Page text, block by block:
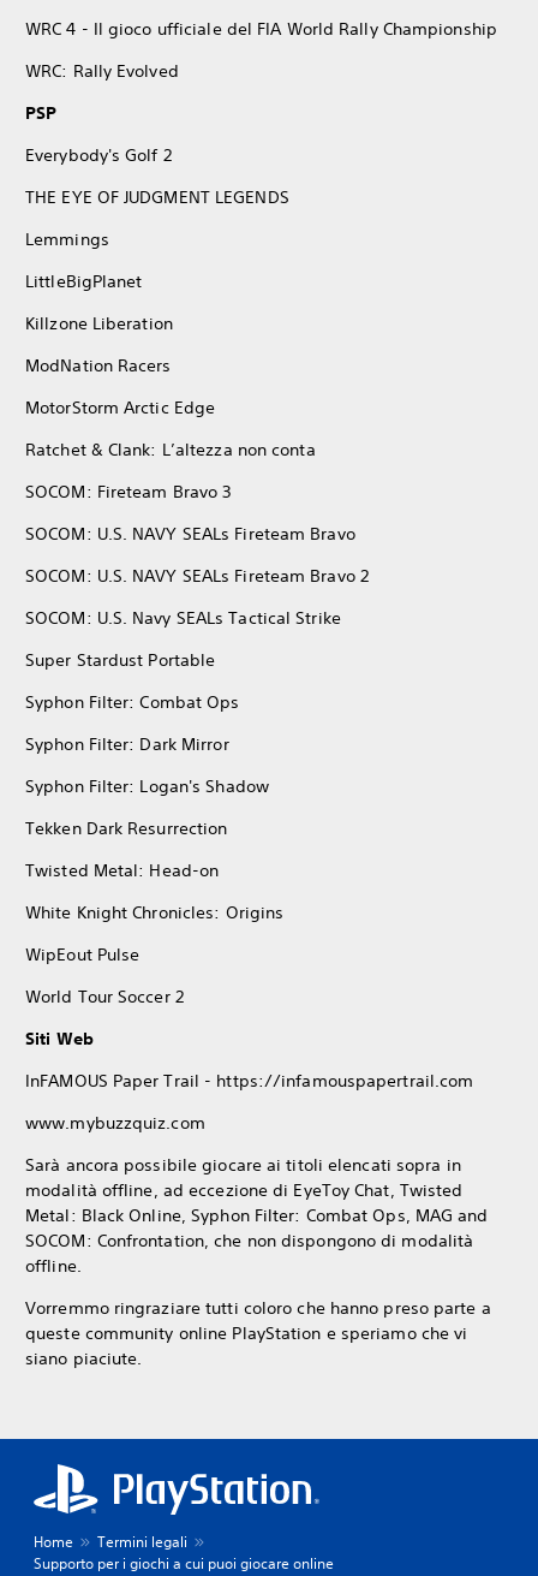
WRC 4 - Il gioco ufficiale del FIA World Rally Championship
WRC: Rally Evolved
PSP
Everybody's Golf 2
THE EYE OF JUDGMENT LEGENDS
Lemmings
LittleBigPlanet
Killzone Liberation
ModNation Racers
MotorStorm Arctic Edge
Ratchet & Clank: L’altezza non conta
SOCOM: Fireteam Bravo 3
SOCOM: U.S. NAVY SEALs Fireteam Bravo
SOCOM: U.S. NAVY SEALs Fireteam Bravo 2
SOCOM: U.S. Navy SEALs Tactical Strike
Super Stardust Portable
Syphon Filter: Combat Ops
Syphon Filter: Dark Mirror
Syphon Filter: Logan's Shadow
Tekken Dark Resurrection
Twisted Metal: Head-on
White Knight Chronicles: Origins
WipEout Pulse
World Tour Soccer 2
Siti Web
InFAMOUS Paper Trail - https://infamouspapertrail.com
www.mybuzzquiz.com
Sarà ancora possibile giocare ai titoli elencati sopra in
modalità offline, ad eccezione di EyeToy Chat, Twisted
Metal: Black Online, Syphon Filter: Combat Ops, MAG and
SOCOM: Confrontation, che non dispongono di modalità
offline.
Vorremmo ringraziare tutti coloro che hanno preso parte a
queste community online PlayStation e speriamo che vi
siano piaciute.
Home
Termini legali
Supporto per i giochi a cui puoi giocare online